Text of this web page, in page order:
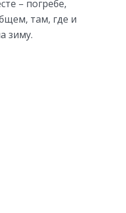
– погребе,
там, где и
зиму.